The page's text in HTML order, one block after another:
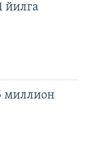
йилга